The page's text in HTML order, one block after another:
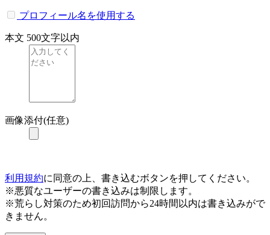
プロフィール名を使用する
本文 500文字以内
画像添付(任意)
利用規約に同意の上、書き込むボタンを押してください。
※悪質なユーザーの書き込みは制限します。
※荒らし対策のため初回訪問から24時間以内は書き込みがで
きません。